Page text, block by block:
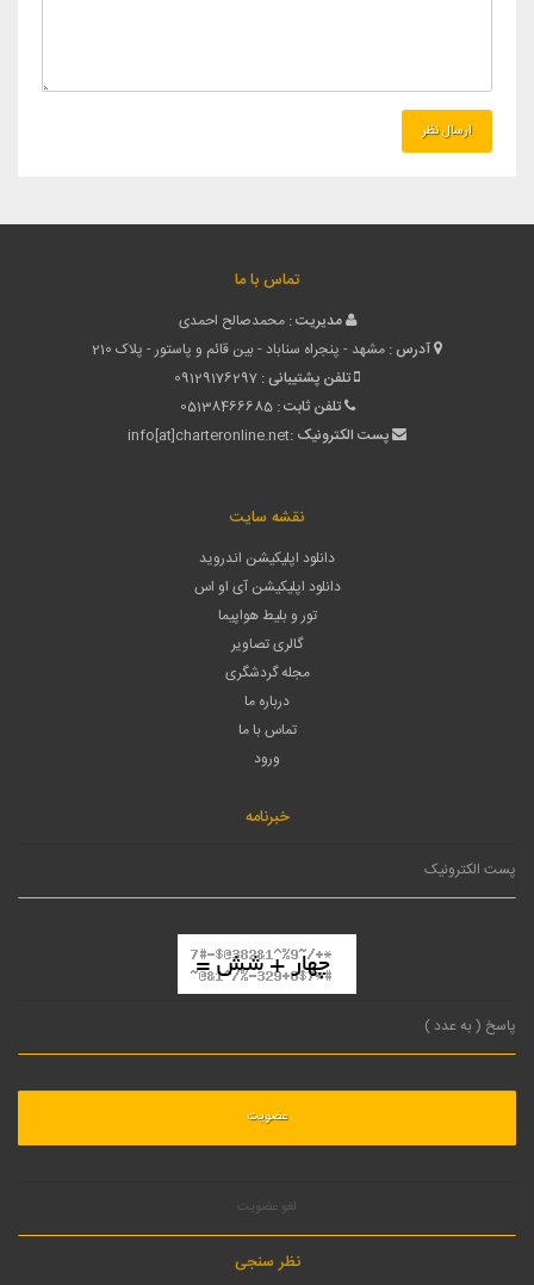
تماس با ما
مدیریت : محمدصالح احمدی
آدرس : مشهد - پنجراه سناباد - بین قائم و پاستور - پلاک 210
تلفن پشتیبانی : 09129176297
تلفن ثابت : 05138466685
پست الکترونیک :info[at]charteronline.net
نقشه سایت
دانلود اپلیکیشن اندروید
دانلود اپلیکیشن آی او اس
تور و بلیط هواپیما
گالری تصاویر
مجله گردشگری
درباره ما
تماس با ما
ورود
خبرنامه
لغو عضویت
نظر سنجی